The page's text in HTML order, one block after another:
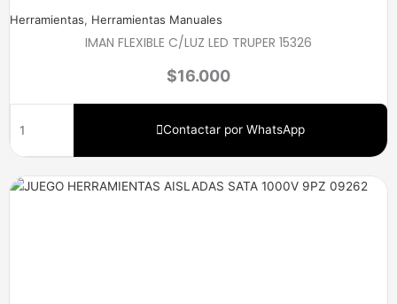
Herramientas, Herramientas Manuales
IMAN FLEXIBLE C/LUZ LED TRUPER 15326
$16.000
Contactar por WhatsApp